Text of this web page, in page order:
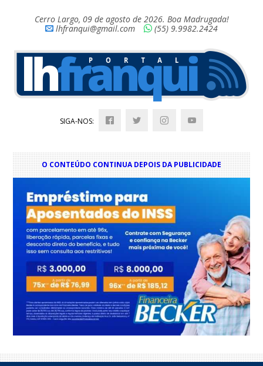
Cerro Largo, 09 de agosto de 2026. Boa Madrugada!
lhfranqui@gmail.com
(55) 9.9982.2424
SIGA-NOS:
O CONTEÚDO CONTINUA DEPOIS DA PUBLICIDADE